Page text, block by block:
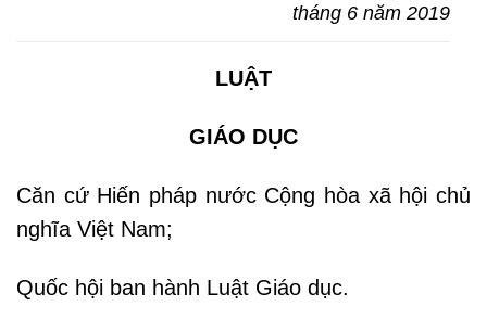
tháng 6 năm 2019
LUẬT
GIÁO DỤC
Căn cứ Hiến pháp nước Cộng hòa xã hội chủ
nghĩa Việt Nam;
Quốc hội ban hành Luật Giáo dục.